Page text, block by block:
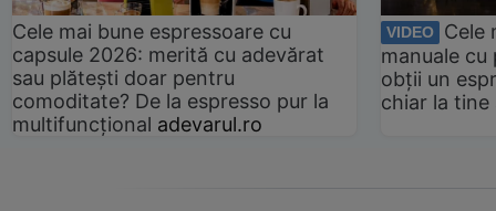
Cele mai bune espressoare cu
capsule 2026: merită cu adevărat
sau plătești doar pentru
comoditate? De la espresso pur la
multifuncțional adevarul.ro
VIDEO
Cele
manuale
obții un
chiar la tine